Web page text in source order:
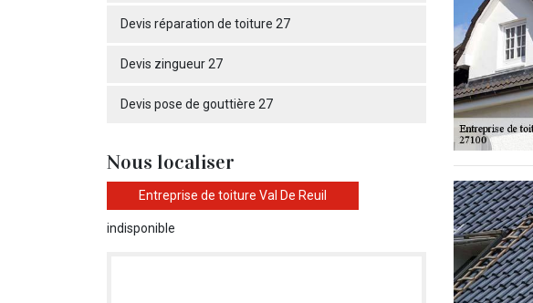
Devis réparation de toiture 27
Devis zingueur 27
Devis pose de gouttière 27
Nous localiser
Entreprise de toiture Val De Reuil
indisponible